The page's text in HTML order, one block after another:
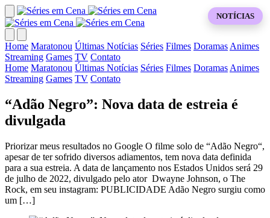
Home Maratonou Últimas Notícias Séries Filmes Doramas Animes
Streaming Games TV Contato
Home Maratonou Últimas Notícias Séries Filmes Doramas Animes
Streaming Games TV Contato
“Adão Negro”: Nova data de estreia é
divulgada
Priorizar meus resultados no Google O filme solo de “Adão Negro“,
apesar de ter sofrido diversos adiamentos, tem nova data definida
para a sua estreia. A data de lançamento nos Estados Unidos será 29
de julho de 2022, divulgado pelo ator Dwayne Johnson, o The
Rock, em seu instagram: PUBLICIDADE Adão Negro surgiu como
um […]
NOTÍCIAS